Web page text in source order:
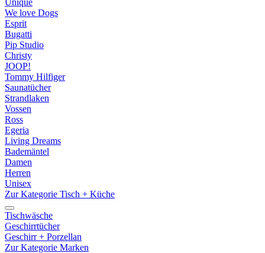
Unique
We love Dogs
Esprit
Bugatti
Pip Studio
Christy
JOOP!
Tommy Hilfiger
Saunatücher
Strandlaken
Vossen
Ross
Egeria
Living Dreams
Bademäntel
Damen
Herren
Unisex
Zur Kategorie Tisch + Küche
Tischwäsche
Geschirrtücher
Geschirr + Porzellan
Zur Kategorie Marken